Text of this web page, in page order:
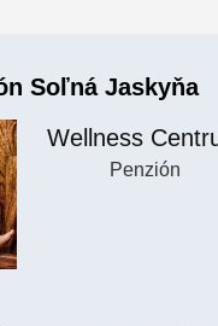
Soľná Jaskyňa
Wellness
Penzión